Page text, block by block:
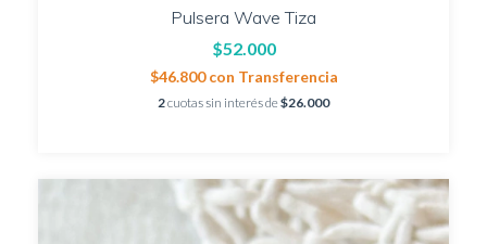
Pulsera Wave Tiza
$52.000
$46.800con Transferencia
2cuotas sin interés de$26.000